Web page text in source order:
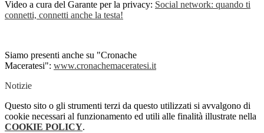
Video a cura del Garante per la privacy: Social network: quando ti
connetti, connetti anche la testa!
Siamo presenti anche su "Cronache
Maceratesi": www.cronachemaceratesi.it
Notizie
Questo sito o gli strumenti terzi da questo utilizzati si avvalgono di
cookie necessari al funzionamento ed utili alle finalità illustrate nella
COOKIE POLICY.